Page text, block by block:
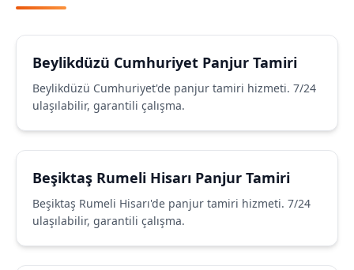
Beylikdüzü Cumhuriyet Panjur Tamiri
Beylikdüzü Cumhuriyet'de panjur tamiri hizmeti. 7/24
ulaşılabilir, garantili çalışma.
Beşiktaş Rumeli Hisarı Panjur Tamiri
Beşiktaş Rumeli Hisarı'de panjur tamiri hizmeti. 7/24
ulaşılabilir, garantili çalışma.